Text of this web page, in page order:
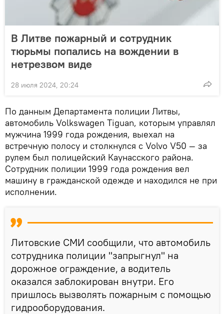
В Литве пожарный и сотрудник
тюрьмы попались на вождении в
нетрезвом виде
28 июля 2024, 20:24
По данным Департамента полиции Литвы,
автомобиль Volkswagen Tiguan, которым управлял
мужчина 1999 года рождения, выехал на
встречную полосу и столкнулся с Volvo V50 — за
рулем был полицейский Каунасского района.
Сотрудник полиции 1999 года рождения вел
машину в гражданской одежде и находился не при
исполнении.
Литовские СМИ сообщили, что автомобиль
сотрудника полиции "запрыгнул" на
дорожное ограждение, а водитель
оказался заблокирован внутри. Его
пришлось вызволять пожарным с помощью
гидрооборудования.